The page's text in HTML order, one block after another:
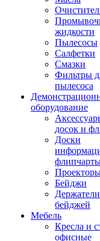
жидкости
Пылесосы
Салфетки
Смазки
Фильтры
пылесоса
оборудование
досок и
Доски
Бейджи
бейджей
Мебель
Кресла и
офисные